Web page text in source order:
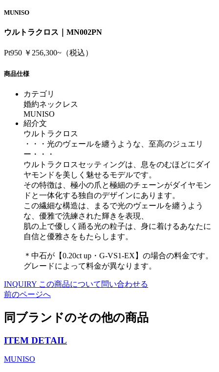
MUNISO
ウルトラクロス｜MN002PN
Pt950 ￥256,300~（税込）
商品仕様
カテゴリ
婚約ネックレス
MUNISO
紹介文
ウルトラクロス
・・・光のヴェールを纏うような、至高のジュエリ
ー・・・
ウルトラクロスセッティングは、息をのむほどにダイ
ヤモンドを美しく魅せるモデルです。
その特徴は、極小の爪と極細のチェーンがダイヤモン
ドと一体化する独自のデザインにあります。
この繊細な構造は、まるで光のヴェールを纏うよう
な、優雅で洗練された輝きを表現、
肌の上で優しく踊る光の粒子は、身に着けるあなたに
自信と優雅さをもたらします。
＊中石が【0.20ct up・G-VS1-EX】の場合の料金です。
グレードによって料金が異なります。
INQUIRY この商品について問い合わせる
前のページへ
同ブランドのその他の商品
ITEM DETAIL
MUNISO